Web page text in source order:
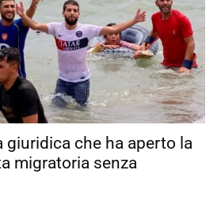
giuridica che ha aperto la
migratoria senza